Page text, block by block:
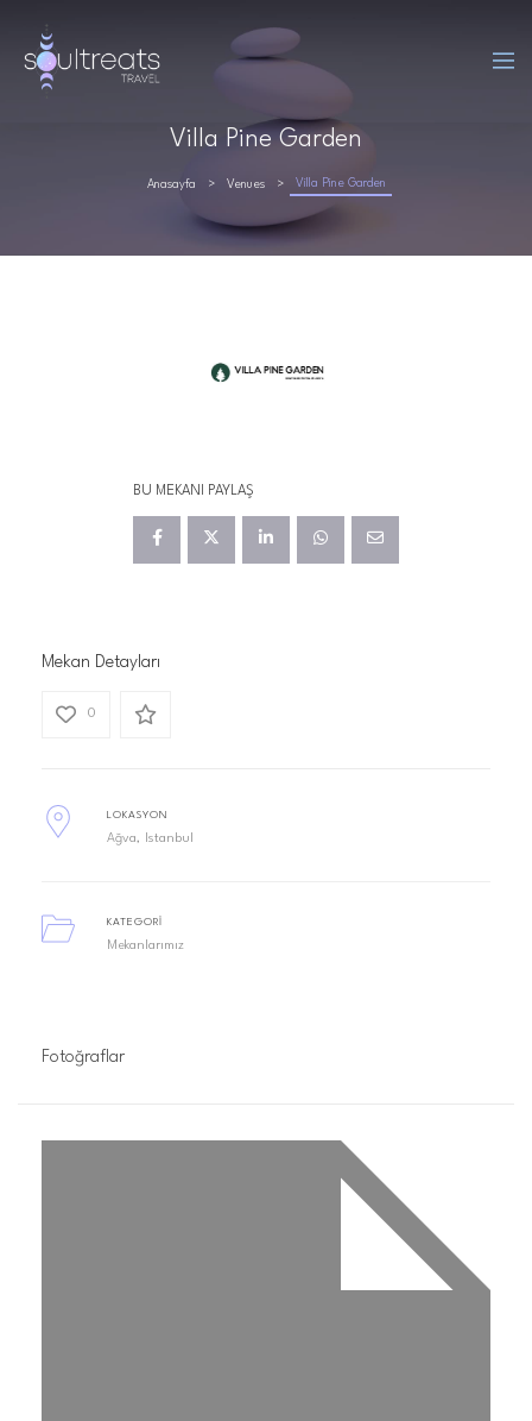
Villa Pine Garden
Anasayfa Venues Villa Pine Garden
BU MEKANI PAYLAŞ
Mekan Detayları
0
LOKASYON
Ağva Istanbul
KATEGORI
Mekanlarımız
Fotoğraflar